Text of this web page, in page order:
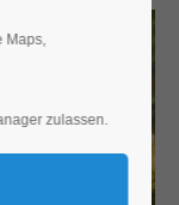
Maps,
zulassen.